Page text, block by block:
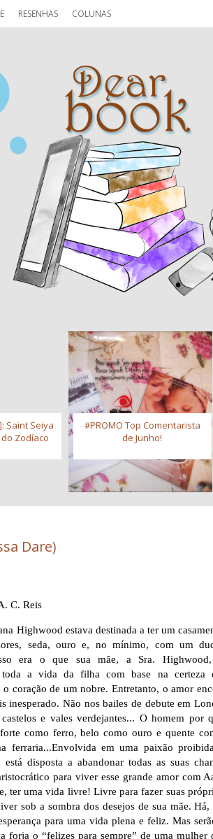
RESENHAS COLUNAS
Saint Seiya
Zodíaco
#PROMO Top Comentarista
de Junho!
Dare)
C. Reis
Highwood estava destinada a ter um
seda, ouro e, no mínimo, com um
era o que sua mãe, a Sra. Highwood,
toda a vida da filha com base na certeza
o coração de um nobre. Entretanto, o amor
inesperado. Não nos bailes de debute em
castelos e vales verdejantes... O homem por
como ferro, belo como ouro e quente
ferraria...Envolvida em uma paixão
disposta a abandonar todas as suas
para viver esse grande amor com
ter uma vida livre! Livre para fazer suas
sob a sombra dos desejos de sua mãe.
para uma vida plena e feliz. Mas
forja o “felizes para sempre” de uma mulher